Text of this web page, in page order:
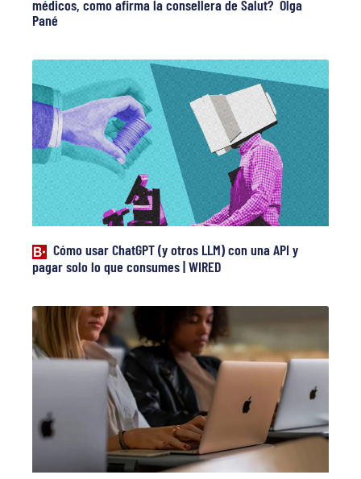
médicos, como afirma la consellera de Salut? Olga
Pané
Cómo usar ChatGPT (y otros LLM) con una API y
pagar solo lo que consumes | WIRED